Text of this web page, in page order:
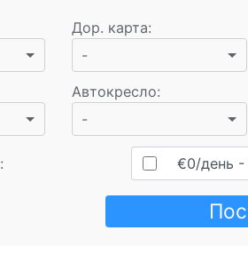
Дор. карта:
-
Автокресло:
-
€0/день -